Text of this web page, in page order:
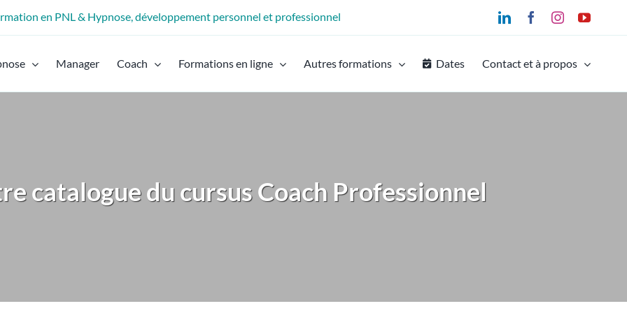
en PNL & Hypnose, développement personnel et professionnel LinkedInFacebookInstagram
Manager Coach Formations en ligne Autres formations Dates Contact et à propos
catalogue du cursus Coach Professionnel